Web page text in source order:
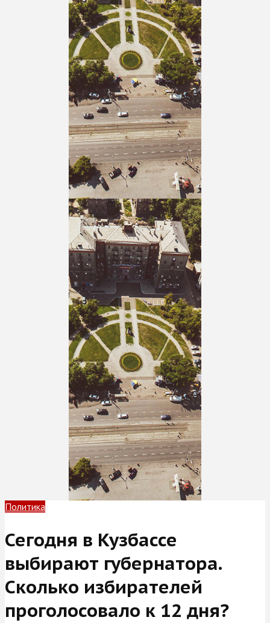
Политика
Сегодня в Кузбассе
выбирают губернатора.
Сколько избирателей
проголосовало к 12 дня?